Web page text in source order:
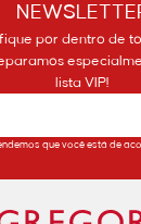
por dentro de
lista VIP!
que você está de